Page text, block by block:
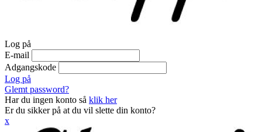
Log på
E-mail
Adgangskode
Log på
Glemt password?
Har du ingen konto så klik her
Er du sikker på at du vil slette din konto?
x